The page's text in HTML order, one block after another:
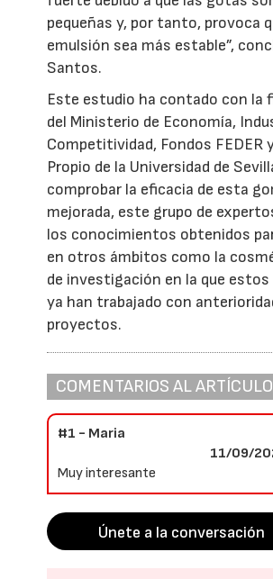
pequeñas y, por tanto, provoca
emulsión sea más estable”,
Santos.
Este estudio ha contado con la
del Ministerio de Economía,
Competitividad, Fondos FEDER
Propio de la Universidad de
comprobar la eficacia de esta
mejorada, este grupo de
los conocimientos obtenidos
en otros ámbitos como la
de investigación en la que
ya han trabajado con
proyectos.
COMENTARIOS AL
#1 - Maria
11/09/
Muy interesante
Únete a la conversación